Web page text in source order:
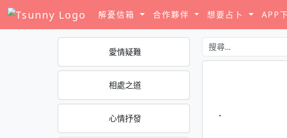
解憂信箱 合作夥伴 想要占卜 APP
愛情疑難
相處之道
心情抒發 ·